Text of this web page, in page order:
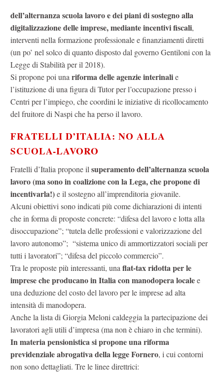
dell’alternanza scuola lavoro e dei piani di sostegno alla
digitalizzazione delle imprese, mediante incentivi fiscali,
interventi nella formazione professionale e finanziamenti diretti
(un po’ nel solco di quanto disposto dal governo Gentiloni con la
Legge di Stabilità per il 2018).
Si propone poi una riforma delle agenzie interinalie
l’istituzione di una figura di Tutor per l’occupazione presso i
Centri per l’impiego, che coordini le iniziative di ricollocamento
del fruitore di Naspi che ha perso il lavoro.
FRATELLI D’ITALIA: NO ALLA
SCUOLA-LAVORO
Fratelli d’Italia propone il superamento dell’alternanza scuola
lavoro (ma sono in coalizione con la Lega, che propone di
incentivarla!)e il sostegno all’imprenditoria giovanile.
Alcuni obiettivi sono indicati più come dichiarazioni di intenti
che in forma di proposte concrete: “difesa del lavoro e lotta alla
disoccupazione”; “tutela delle professioni e valorizzazione del
lavoro autonomo”; “sistema unico di ammortizzatori sociali per
tutti i lavoratori”; “difesa del piccolo commercio”.
Tra le proposte più interessanti, una flat-tax ridotta per le
imprese che producano in Italia con manodopera localee
una deduzione del costo del lavoro per le imprese ad alta
intensità di manodopera.
Anche la lista di Giorgia Meloni caldeggia la partecipazione dei
lavoratori agli utili d’impresa (ma non è chiaro in che termini).
In materia pensionistica si propone una riforma
previdenziale abrogativa della legge Fornero, i cui contorni
non sono dettagliati. Tre le linee direttrici: